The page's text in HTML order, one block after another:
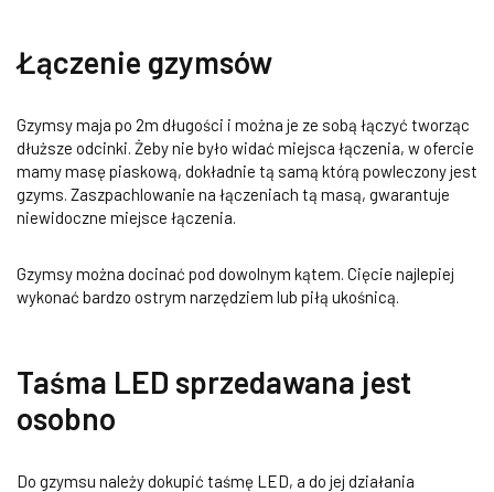
Łączenie gzymsów
Gzymsy maja po 2m długości i można je ze sobą łączyć tworząc
dłuższe odcinki. Żeby nie było widać miejsca łączenia, w ofercie
mamy masę piaskową, dokładnie tą samą którą powleczony jest
gzyms. Zaszpachlowanie na łączeniach tą masą, gwarantuje
niewidoczne miejsce łączenia.
Gzymsy można docinać pod dowolnym kątem. Cięcie najlepiej
wykonać bardzo ostrym narzędziem lub piłą ukośnicą.
Taśma LED sprzedawana jest
osobno
Do gzymsu należy dokupić taśmę LED, a do jej działania